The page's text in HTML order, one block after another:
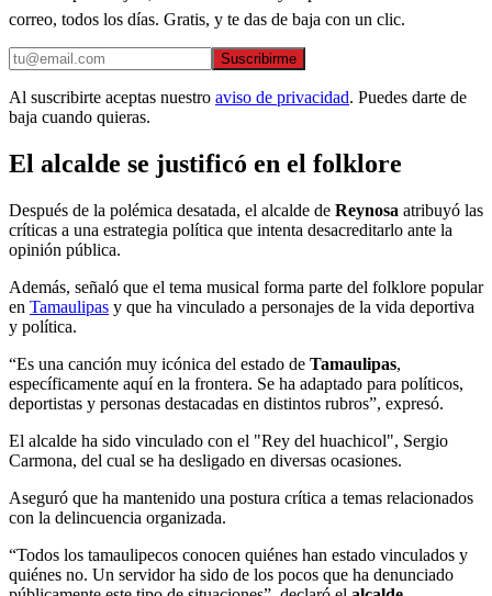
correo, todos los días. Gratis, y te das de baja con un clic.
Suscribirme
Al suscribirte aceptas nuestro aviso de privacidad. Puedes darte de
baja cuando quieras.
El alcalde se justificó en el folklore
Después de la polémica desatada, el alcalde de Reynosa atribuyó las
críticas a una estrategia política que intenta desacreditarlo ante la
opinión pública.
Además, señaló que el tema musical forma parte del folklore popular
en Tamaulipas y que ha vinculado a personajes de la vida deportiva
y política.
“Es una canción muy icónica del estado de Tamaulipas,
específicamente aquí en la frontera. Se ha adaptado para políticos,
deportistas y personas destacadas en distintos rubros”, expresó.
El alcalde ha sido vinculado con el "Rey del huachicol", Sergio
Carmona, del cual se ha desligado en diversas ocasiones.
Aseguró que ha mantenido una postura crítica a temas relacionados
con la delincuencia organizada.
“Todos los tamaulipecos conocen quiénes han estado vinculados y
quiénes no. Un servidor ha sido de los pocos que ha denunciado